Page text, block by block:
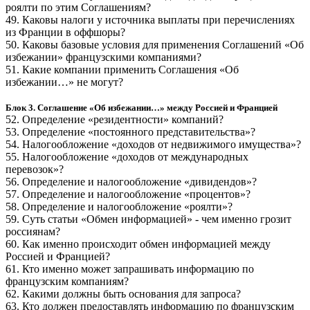
роялти по этим Соглашениям?
49. Каковы налоги у источника выплаты при перечислениях
из Франции в оффшоры?
50. Каковы базовые условия для применения Соглашений «Об
избежании» французскими компаниями?
51. Какие компании применить Соглашения «Об
избежании…» не могут?
Блок 3. Соглашение «Об избежании…» между Россией и Францией
52. Определение «резидентности» компаний?
53. Определение «постоянного представительства»?
54. Налогообложение «доходов от недвижимого имущества»?
55. Налогообложение «доходов от международных
перевозок»?
56. Определение и налогообложение «дивидендов»?
57. Определение и налогообложение «процентов»?
58. Определение и налогообложение «роялти»?
59. Суть статьи «Обмен информацией» - чем именно грозит
россиянам?
60. Как именно происходит обмен информацией между
Россией и Францией?
61. Кто именно может запрашивать информацию по
французским компаниям?
62. Какими должны быть основания для запроса?
63. Кто должен предоставлять информацию по французским